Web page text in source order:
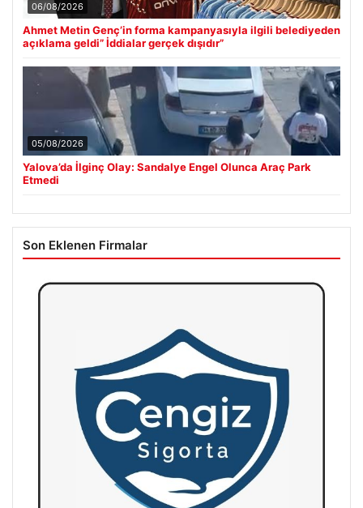
06/08/2026
Ahmet Metin Genç’in forma kampanyasıyla ilgili belediyeden
açıklama geldi” İddialar gerçek dışıdır”
05/08/2026
Yalova’da İlginç Olay: Sandalye Engel Olunca Araç Park
Etmedi
Son Eklenen Firmalar